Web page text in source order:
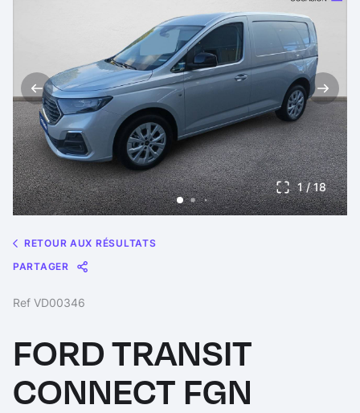
1/ 18
RETOUR AUX RÉSULTATS
PARTAGER
Message
Messenger
Link
Ref VD00346
FORD TRANSIT
CONNECT FGN